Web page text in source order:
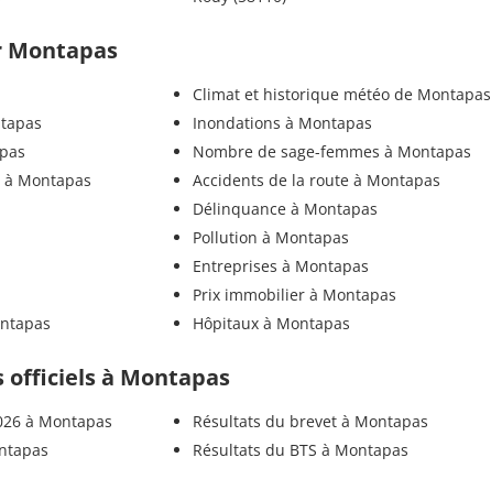
Montapas
à Montapas
Climat et historique météo de Montapas
Inondations à Montapas
Nombre de sage-femmes à Montapas
Accidents de la route à Montapas
Délinquance à Montapas
Pollution à Montapas
Entreprises à Montapas
Prix immobilier à Montapas
Hôpitaux à Montapas
officiels à Montapas
à Montapas
Résultats du brevet à Montapas
Résultats du BTS à Montapas